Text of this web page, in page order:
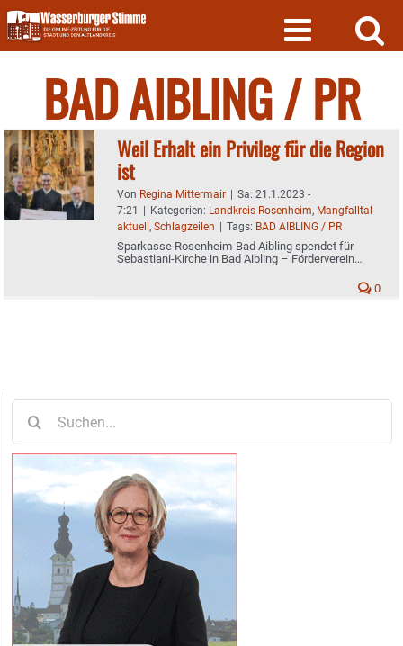
Skip
to
content
BAD AIBLING / PR
Weil Erhalt ein Privileg für die Region
ist
Von Regina Mittermair | Sa. 21.1.2023 -
7:21 | Kategorien: Landkreis Rosenheim, Mangfalltal
aktuell, Schlagzeilen | Tags: BAD AIBLING / PR
Sparkasse Rosenheim-Bad Aibling spendet für
Sebastiani-Kirche in Bad Aibling – Förderverein
0
nach: